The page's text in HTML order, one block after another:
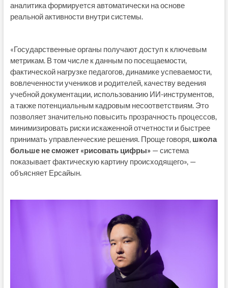
аналитика формируется автоматически на основе
реальной активности внутри системы.
«Государственные органы получают доступ к ключевым
метрикам. В том числе к данным по посещаемости,
фактической нагрузке педагогов, динамике успеваемости,
вовлеченности учеников и родителей, качеству ведения
учебной документации, использованию ИИ-инструментов,
а также потенциальным кадровым несоответствиям. Это
позволяет значительно повысить прозрачность процессов,
минимизировать риски искаженной отчетности и быстрее
принимать управленческие решения. Проще говоря, школа
больше не сможет «рисовать цифры» — система
показывает фактическую картину происходящего», —
объясняет Ерсайын.